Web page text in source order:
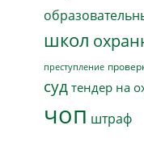
школ
преступление
суд тендер на
чоп штраф